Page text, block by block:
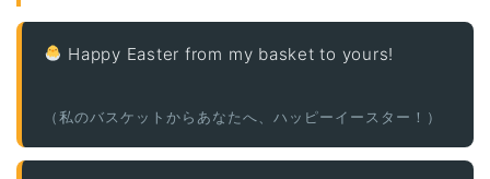
Happy Easter from my basket to yours!
（私のバスケットからあなたへ、ハッピーイースター！）